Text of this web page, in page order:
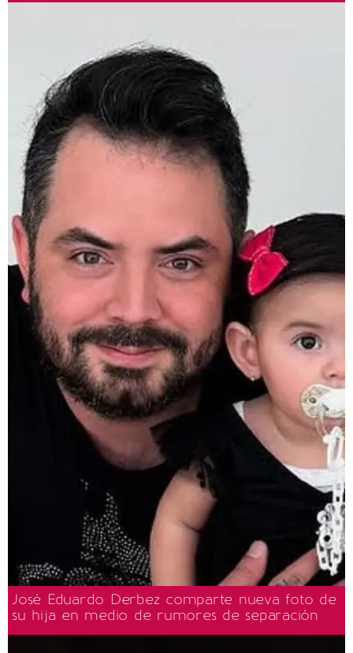
José Eduardo Derbez comparte nueva foto de
su hija en medio de rumores de separación